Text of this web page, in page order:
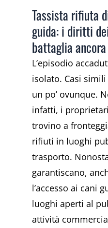
Tassista rifiuta
guida: i diritti
battaglia
L’episodio
isolato. Casi
un po’ ovunque.
infatti, i
trovino a
rifiuti in luoghi
trasporto.
garantiscano,
l’accesso ai cani
luoghi aperti al
attività